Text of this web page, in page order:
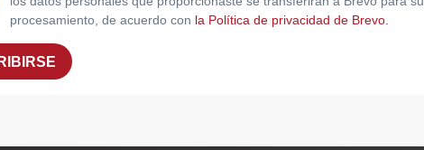
procesamiento, de acuerdo con la Política de privacidad de Brevo.